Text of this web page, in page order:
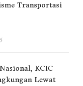
Transportasi
KCIC
Lewat